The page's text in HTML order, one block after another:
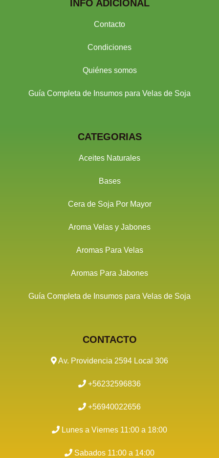
INFO ADICIONAL
Contacto
Condiciones
Quiénes somos
Guía Completa de Insumos para Velas de Soja
CATEGORIAS
Aceites Naturales
Bases
Cera de Soja Por Mayor
Aroma Velas y Jabones
Aromas Para Velas
Aromas Para Jabones
Guía Completa de Insumos para Velas de Soja
CONTACTO
Av. Providencia 2594 Local 306
+56232596836
+56940022656
Lunes a Viernes 11:00 a 18:00
Sabados 11:00 a 14:00